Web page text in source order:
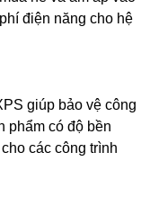
điện năng cho hệ
giúp bảo vệ công
phẩm có độ bền
các công trình